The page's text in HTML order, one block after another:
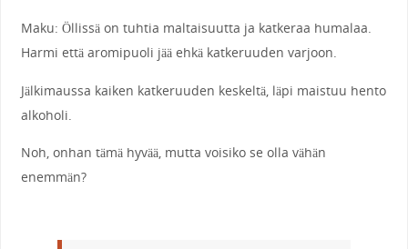
Maku: Öllissä on tuhtia maltaisuutta ja katkeraa humalaa.
Harmi että aromipuoli jää ehkä katkeruuden varjoon.
Jälkimaussa kaiken katkeruuden keskeltä, läpi maistuu hento
alkoholi.
Noh, onhan tämä hyvää, mutta voisiko se olla vähän
enemmän?